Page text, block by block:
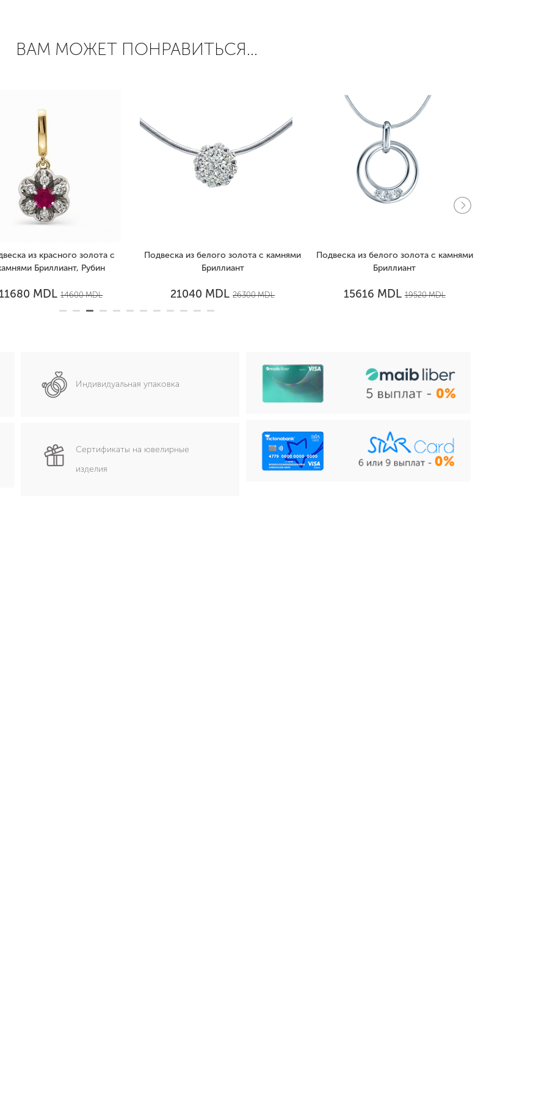
ВАМ МОЖЕТ ПОНРАВИТЬСЯ...
из красного золота с
Бриллиант, Рубин
11680 MDL 14600MDL
Подвеска из белого золота с камнями
Бриллиант
21040 MDL 26300MDL
Подвеска из белого золота с камнями
Бриллиант
15616 MDL 19520MDL
Индивидуальная упаковка
Сертификаты на ювелирные
изделия